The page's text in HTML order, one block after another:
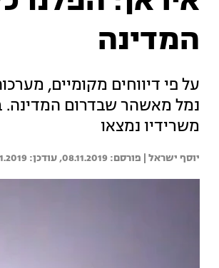
המדינה
על פי דיווחים מקומיים,
נמל מאשהר שבדרום המדינה.
משרידיו נמצאו
יוסף ישראל | 08.11.2019